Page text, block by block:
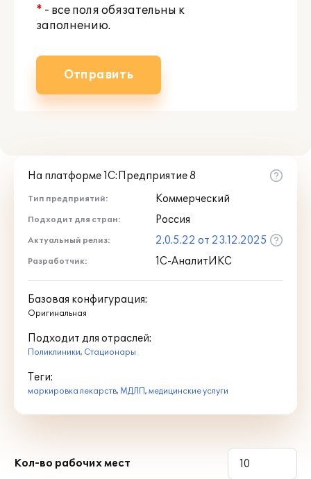
* - все поля обязательны к
заполнению.
Отправить
На платформе 1С:Предприятие 8
Тип предприятий: Коммерческий
Подходит для стран: Россия
Актуальный релиз: 2.0.5.22 от 23.12.2025
Разработчик: 1С-АналитИКС
Базовая конфигурация:
Оригинальная
Подходит для отраслей:
Поликлиники, Стационары
Теги:
маркировка лекарств, МДЛП, медицинские услуги
Кол-во рабочих мест